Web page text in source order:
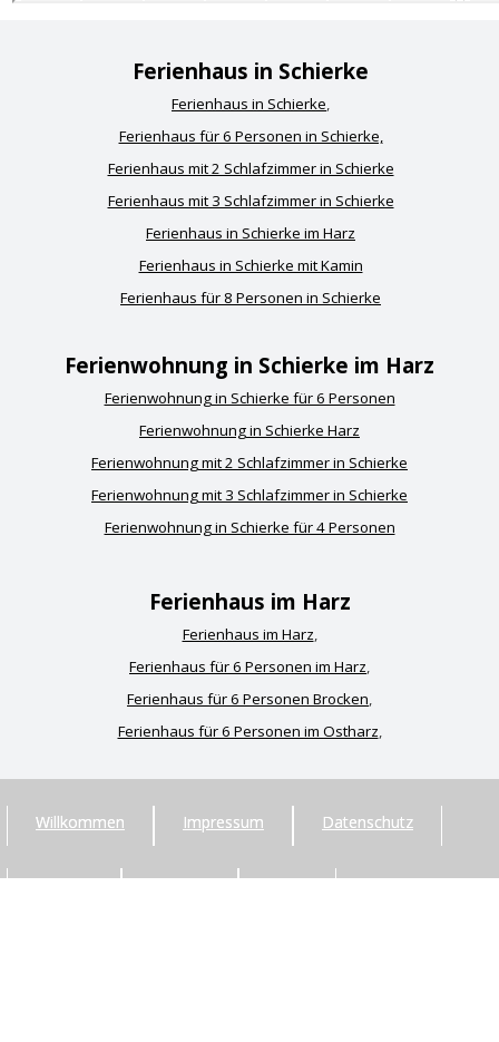
Ferienhaus in Schierke
Ferienhaus in Schierke,
Ferienhaus für 6 Personen in Schierke,
Ferienhaus mit 2 Schlafzimmer in Schierke
Ferienhaus mit 3 Schlafzimmer in Schierke
Ferienhaus in Schierke im Harz
Ferienhaus in Schierke mit Kamin
Ferienhaus für 8 Personen in Schierke
Ferienwohnung in Schierke im Harz
Ferienwohnung in Schierke für 6 Personen
Ferienwohnung in Schierke Harz
Ferienwohnung mit 2 Schlafzimmer in Schierke
Ferienwohnung mit 3 Schlafzimmer in Schierke
Ferienwohnung in Schierke für 4 Personen
Ferienhaus im Harz
Ferienhaus im Harz,
Ferienhaus für 6 Personen im Harz,
Ferienhaus für 6 Personen Brocken,
Ferienhaus für 6 Personen im Ostharz,
Willkommen Impressum Datenschutz
Kontakt Sitemap Login